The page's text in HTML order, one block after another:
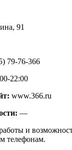
91
79-76-366
22:00
www.366.ru
—
и
телефонам.